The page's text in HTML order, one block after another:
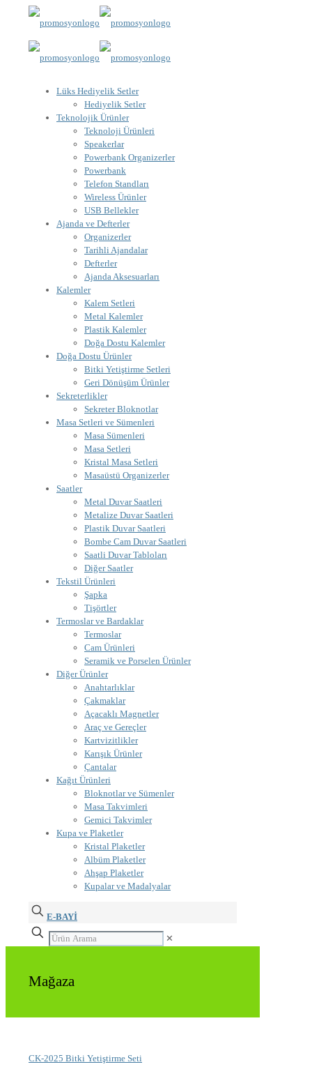
Lüks Hediyelik Setler
Hediyelik Setler
Teknolojik Ürünler
Teknoloji Ürünleri
Speakerlar
Powerbank Organizerler
Powerbank
Telefon Standları
Wireless Ürünler
USB Bellekler
Ajanda ve Defterler
Organizerler
Tarihli Ajandalar
Defterler
Ajanda Aksesuarları
Kalemler
Kalem Setleri
Metal Kalemler
Plastik Kalemler
Doğa Dostu Kalemler
Doğa Dostu Ürünler
Bitki Yetiştirme Setleri
Geri Dönüşüm Ürünler
Sekreterlikler
Sekreter Bloknotlar
Masa Setleri ve Sümenleri
Masa Sümenleri
Masa Setleri
Kristal Masa Setleri
Masaüstü Organizerler
Saatler
Metal Duvar Saatleri
Metalize Duvar Saatleri
Plastik Duvar Saatleri
Bombe Cam Duvar Saatleri
Saatli Duvar Tabloları
Diğer Saatler
Tekstil Ürünleri
Şapka
Tişörtler
Termoslar ve Bardaklar
Termoslar
Cam Ürünleri
Seramik ve Porselen Ürünler
Diğer Ürünler
Anahtarlıklar
Çakmaklar
Açacaklı Magnetler
Araç ve Gereçler
Kartvizitlikler
Karışık Ürünler
Çantalar
Kağıt Ürünleri
Bloknotlar ve Sümenler
Masa Takvimleri
Gemici Takvimler
Kupa ve Plaketler
Kristal Plaketler
Albüm Plaketler
Ahşap Plaketler
Kupalar ve Madalyalar
E-BAYİ
✕
Mağaza
CK-2025 Bitki Yetiştirme Seti